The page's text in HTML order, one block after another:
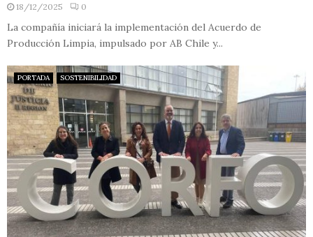
18/12/2025 0
La compañía iniciará la implementación del Acuerdo de
Producción Limpia, impulsado por AB Chile y...
PORTADA SOSTENIBILIDAD